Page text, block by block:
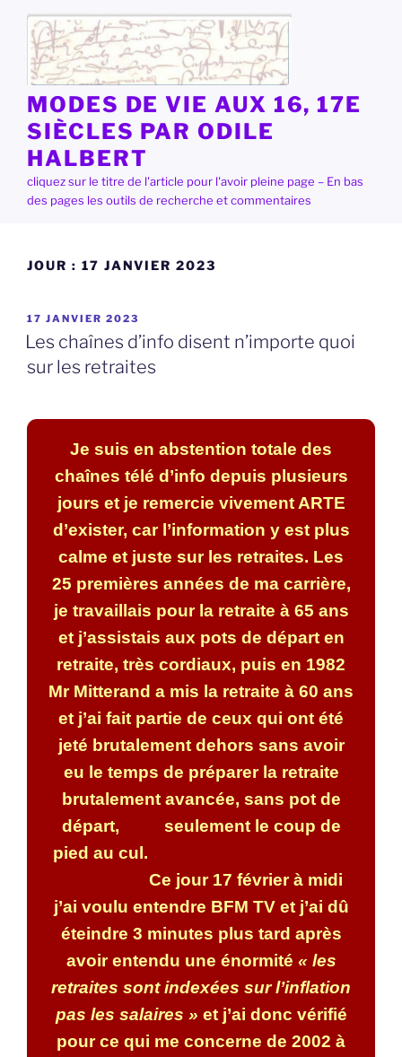
contenu
principal
MODES DE VIE AUX 16, 17E
SIÈCLES PAR ODILE
HALBERT
cliquez sur le titre de l'article pour l'avoir pleine page – En bas
des pages les outils de recherche et commentaires
JOUR : 17 JANVIER 2023
PUBLIÉ
LE
17 JANVIER 2023
Les chaînes d’info disent n’importe quoi
sur les retraites
Je suis en abstention totale des
chaînes télé d’info depuis plusieurs
jours et je remercie vivement ARTE
d’exister, car l’information y est plus
calme et juste sur les retraites. Les
25 premières années de ma carrière,
je travaillais pour la retraite à 65 ans
et j’assistais aux pots de départ en
retraite, très cordiaux, puis en 1982
Mr Mitterand a mis la retraite à 60 ans
et j’ai fait partie de ceux qui ont été
jeté brutalement dehors sans avoir
eu le temps de préparer la retraite
brutalement avancée, sans pot de
départ, seulement le coup de
pied au cul.
Ce jour 17 février à midi
j’ai voulu entendre BFM TV et j’ai dû
éteindre 3 minutes plus tard après
avoir entendu une énormité « les
retraites sont indexées sur l’inflation
pas les salaires » et j’ai donc vérifié
pour ce qui me concerne de 2002 à